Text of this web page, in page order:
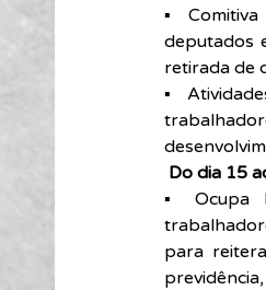
▪
deputados
retirada de
▪
Do dia 15
▪ Ocupa
para